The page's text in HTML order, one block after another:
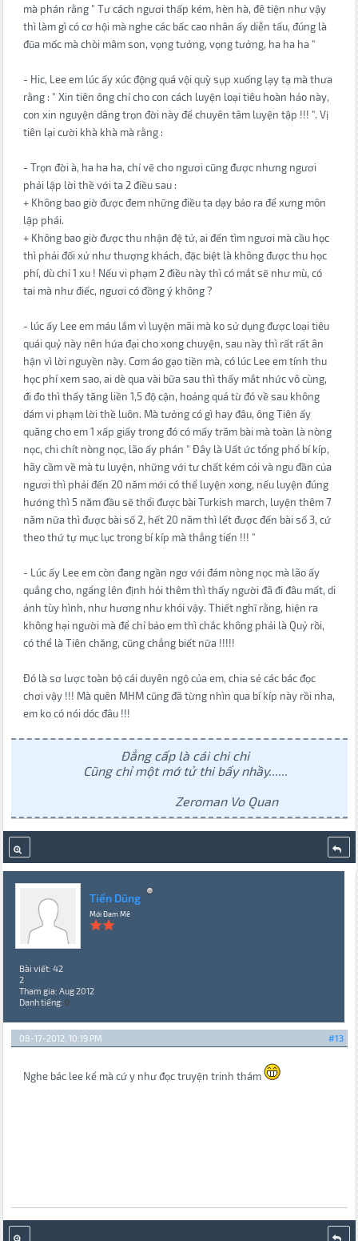
mà phán rằng " Tư cách ngươi thấp kém, hèn hà, đê tiện như vậy
thì làm gì có cơ hội mà nghe các bấc cao nhân ấy diễn tấu, đúng là
đũa mốc mà chòi mâm son, vọng tưởng, vọng tưởng, ha ha ha "
- Hic, Lee em lúc ấy xúc động quá vội quỳ sụp xuống lạy tạ mà thưa
rằng : " Xin tiên ông chỉ cho con cách luyện loại tiêu hoàn hảo này,
con xin nguyện dâng trọn đời này để chuyên tâm luyện tập !!! ". Vị
tiên lại cười khà khà mà rằng :
- Trọn đời à, ha ha ha, chỉ vẽ cho ngươi cũng được nhưng ngươi
phải lập lời thề với ta 2 điều sau :
+ Không bao giờ được đem những điều ta dạy bảo ra để xưng môn
lập phái.
+ Không bao giờ được thu nhận đệ tử, ai đến tìm ngươi mà cầu học
thì phải đối xử như thượng khách, đặc biệt là không được thu học
phí, dù chỉ 1 xu ! Nếu vi phạm 2 điều này thì có mắt sẽ như mù, có
tai mà như điếc, ngươi có đồng ý không ?
- lúc ấy Lee em máu lắm vì luyện mãi mà ko sử dụng được loại tiêu
quái quỷ này nên hứa đại cho xong chuyện, sau này thì rất rất ân
hận vì lời nguyền này. Cơm áo gạo tiền mà, có lúc Lee em tính thu
học phí xem sao, ai dè qua vài bữa sau thì thấy mắt nhức vô cùng,
đi đo thì thấy tăng liền 1,5 độ cận, hoảng quá từ đó về sau không
dám vi phạm lời thề luôn. Mà tưởng có gì hay đâu, ông Tiên ấy
quăng cho em 1 xấp giấy trong đó có mấy trăm bài mà toàn là nòng
nọc, chi chít nòng nọc, lão ấy phán " Đây là Uất ức tổng phổ bí kíp,
hãy cầm về mà tu luyện, những với tư chất kém cỏi và ngu đần của
ngươi thì phải đến 20 năm mới có thể luyện xong, nếu luyện đúng
hướng thì 5 năm đầu sẽ thổi được bài Turkish march, luyện thêm 7
năm nữa thì được bài số 2, hết 20 năm thì lết được đến bài số 3, cứ
theo thứ tự mục lục trong bí kíp mà thẳng tiến !!! "
- Lúc ấy Lee em còn đang ngần ngơ với đám nòng nọc mà lão ấy
quẳng cho, ngẩng lên định hỏi thêm thì thấy người đã đi đâu mất, di
ảnh tùy hình, như hương như khói vậy. Thiết nghĩ rằng, hiện ra
không hại người mà để chỉ bảo em thì chắc không phải là Quỷ rồi,
có thể là Tiên chăng, cũng chẳng biết nữa !!!!!
Đó là sơ lược toàn bộ cái duyên ngộ của em, chia sẻ các bác đọc
chơi vậy !!! Mà quên MHM cũng đã từng nhìn qua bí kíp này rồi nha,
em ko có nói dóc đâu !!!
Đẳng cấp là cái chi chi
Cũng chỉ một mớ tử thi bấy nhầy......
Zeroman Vo Quan
Tiến Dũng
Mới Đam Mê
Bài viết: 42
2
Tham gia: Aug 2012
Danh tiếng: 0
#13
08-17-2012, 10:19 PM
Nghe bác lee kể mà cứ y như đọc truyện trinh thám